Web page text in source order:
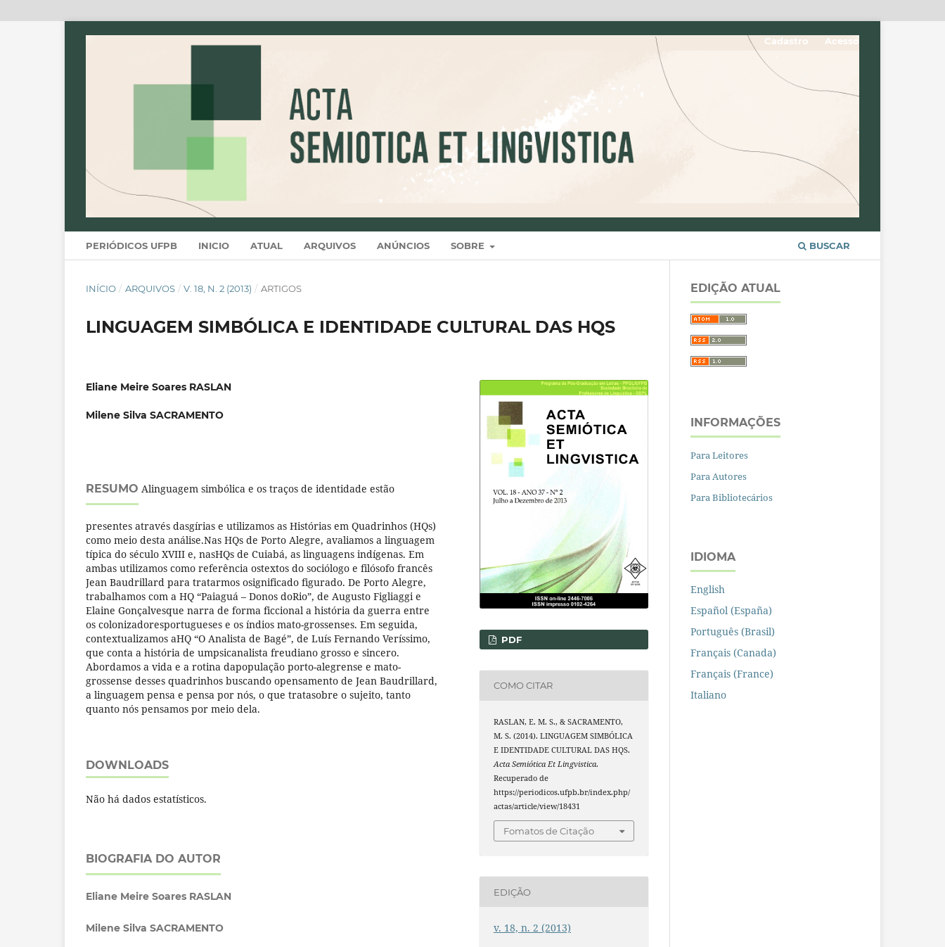
PERIÓDICOS UFPB INICIO ATUAL ARQUIVOS ANÚNCIOS SOBRE BUSCAR
Cadastro Acesso
INÍCIO / ARQUIVOS / V. 18, N. 2 (2013) / ARTIGOS
LINGUAGEM SIMBÓLICA E IDENTIDADE CULTURAL DAS HQS
Eliane Meire Soares RASLAN
Milene Silva SACRAMENTO
RESUMO Alinguagem simbólica e os traços de identidade estão
presentes através dasgírias e utilizamos as Histórias em Quadrinhos (HQs)
como meio desta análise.Nas HQs de Porto Alegre, avaliamos a linguagem
típica do século XVIII e, nasHQs de Cuiabá, as linguagens indígenas. Em
ambas utilizamos como referência ostextos do sociólogo e filósofo francês
Jean Baudrillard para tratarmos osignificado figurado. De Porto Alegre,
trabalhamos com a HQ “Paiaguá – Donos doRio”, de Augusto Figliaggi e
Elaine Gonçalvesque narra de forma ficcional a história da guerra entre
os colonizadoresportugueses e os índios mato-grossenses. Em seguida,
contextualizamos aHQ “O Analista de Bagé”, de Luís Fernando Veríssimo,
que conta a história de umpsicanalista freudiano grosso e sincero.
Abordamos a vida e a rotina dapopulação porto-alegrense e mato-
grossense desses quadrinhos buscando opensamento de Jean Baudrillard,
a linguagem pensa e pensa por nós, o que tratasobre o sujeito, tanto
quanto nós pensamos por meio dela.
DOWNLOADS
Não há dados estatísticos.
BIOGRAFIA DO AUTOR
Eliane Meire Soares RASLAN
Milene Silva SACRAMENTO
PDF
COMO CITAR
RASLAN, E. M. S., & SACRAMENTO,
M. S. (2014). LINGUAGEM SIMBÓLICA
E IDENTIDADE CULTURAL DAS HQS.
Acta Semiótica Et Lingvistica.
Recuperado de
https://periodicos.ufpb.br/index.php/
actas/article/view/18431
Fomatos de Citação
EDIÇÃO
v. 18, n. 2 (2013)
EDIÇÃO ATUAL
INFORMAÇÕES
Para Leitores
Para Autores
Para Bibliotecários
IDIOMA
English
Español (España)
Português (Brasil)
Français (Canada)
Français (France)
Italiano